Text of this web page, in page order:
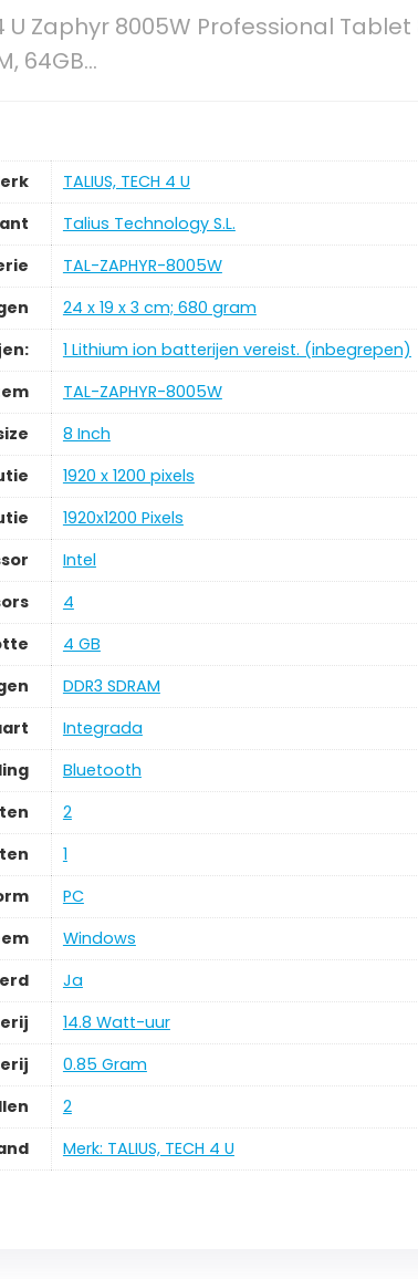
4 U Zaphyr 8005W Professional
64GB…
TALIUS, TECH 4 U
Talius Technology S.L.
TAL-ZAPHYR-8005W
24 x 19 x 3 cm; 680 gram
1 Lithium ion batterijen vereist. (inbegrepen)
TAL-ZAPHYR-8005W
8 Inch
1920 x 1200 pixels
1920x1200 Pixels
Intel
4
4 GB
DDR3 SDRAM
Integrada
Bluetooth
2
1
PC
Windows
Ja
14.8 Watt-uur
0.85 Gram
2
Merk: TALIUS, TECH 4 U